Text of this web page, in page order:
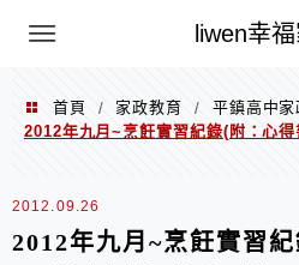
liwen幸
menu
首頁 / 家政教育 / 平鎮高中
2012年九月~烹飪實習紀錄(附：心得
2012.09.26
2012年九月~烹飪實習